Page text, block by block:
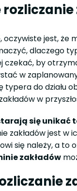
jest,
dlaczego
czekać, by
w
typera do
w
się unikać
zakładów jest
się należy, a to
zakładów